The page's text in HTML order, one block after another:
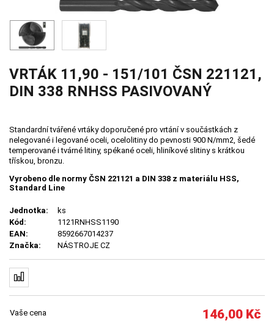
VRTÁK 11,90 - 151/101 ČSN 221121,
DIN 338 RNHSS PASIVOVANÝ
Standardní tvářené vrtáky doporučené pro vrtání v součástkách z
nelegované i legované oceli, ocelolitiny do pevnosti 900 N/mm2, šedé
temperované i tvárné litiny, spékané oceli, hliníkové slitiny s krátkou
třískou, bronzu.
Vyrobeno dle normy ČSN 221121 a DIN 338 z materiálu HSS,
Standard Line
Jednotka:
ks
Kód:
1121RNHSS1190
EAN:
8592667014237
Značka:
NÁSTROJE CZ
Vaše cena 146,00 Kč